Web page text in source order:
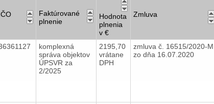
Faktúrované
plnenie
Hodnota
plnenia
v €
Zmluva
komplexná
správa objektov
ÚPSVR za
2/2025
2195,70
vrátane
DPH
zmluva č. 16515/2020-M
zo dňa 16.07.2020